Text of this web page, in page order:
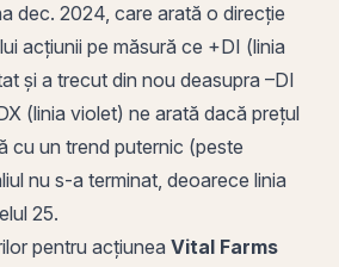
dec. 2024, care arată o direcție
acțiunii pe măsură ce +DI (linia
și a trecut din nou deasupra –DI
(linia violet) ne arată dacă prețul
cu un trend puternic (peste
nu s-a terminat, deoarece linia
25.
pentru acțiunea Vital Farms